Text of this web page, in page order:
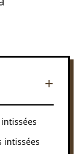
intissées